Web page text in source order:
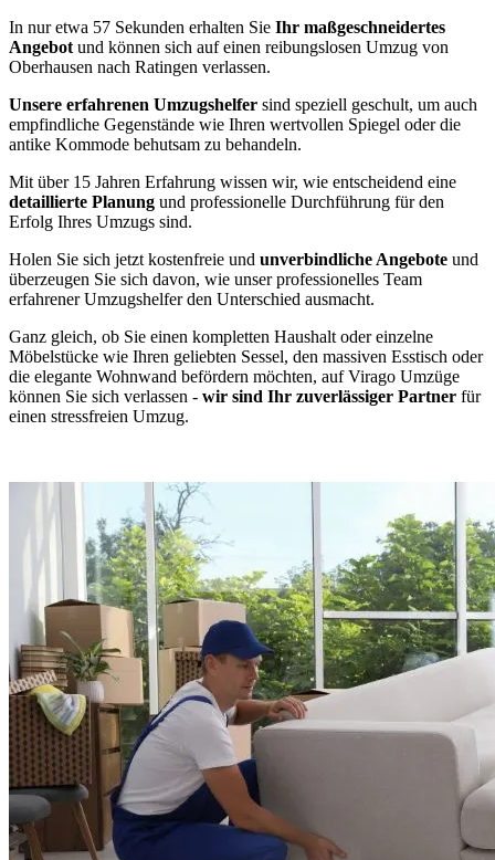
In nur etwa 57 Sekunden erhalten Sie Ihr maßgeschneidertes
Angebot und können sich auf einen reibungslosen Umzug von
Oberhausen nach Ratingen verlassen.
Unsere erfahrenen Umzugshelfer sind speziell geschult, um auch
empfindliche Gegenstände wie Ihren wertvollen Spiegel oder die
antike Kommode behutsam zu behandeln.
Mit über 15 Jahren Erfahrung wissen wir, wie entscheidend eine
detaillierte Planung und professionelle Durchführung für den
Erfolg Ihres Umzugs sind.
Holen Sie sich jetzt kostenfreie und unverbindliche Angebote und
überzeugen Sie sich davon, wie unser professionelles Team
erfahrener Umzugshelfer den Unterschied ausmacht.
Ganz gleich, ob Sie einen kompletten Haushalt oder einzelne
Möbelstücke wie Ihren geliebten Sessel, den massiven Esstisch oder
die elegante Wohnwand befördern möchten, auf Virago Umzüge
können Sie sich verlassen - wir sind Ihr zuverlässiger Partner für
einen stressfreien Umzug.